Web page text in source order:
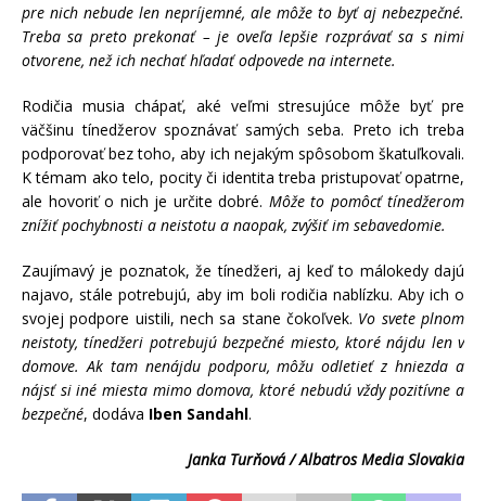
pre nich nebude len nepríjemné, ale môže to byť aj nebezpečné.
Treba sa preto prekonať – je oveľa lepšie rozprávať sa s nimi
otvorene, než ich nechať hľadať odpovede na internete.
Rodičia musia chápať, aké veľmi stresujúce môže byť pre
väčšinu tínedžerov spoznávať samých seba. Preto ich treba
podporovať bez toho, aby ich nejakým spôsobom škatuľkovali.
K témam ako telo, pocity či identita treba pristupovať opatrne,
ale hovoriť o nich je určite dobré. Môže to pomôcť tínedžerom
znížiť pochybnosti a neistotu a naopak, zvýšiť im sebavedomie.
Zaujímavý je poznatok, že tínedžeri, aj keď to málokedy dajú
najavo, stále potrebujú, aby im boli rodičia nablízku. Aby ich o
svojej podpore uistili, nech sa stane čokoľvek. Vo svete plnom
neistoty, tínedžeri potrebujú bezpečné miesto, ktoré nájdu len v
domove. Ak tam nenájdu podporu, môžu odletieť z hniezda a
nájsť si iné miesta mimo domova, ktoré nebudú vždy pozitívne a
bezpečné, dodáva Iben Sandahl.
Janka Turňová / Albatros Media Slovakia